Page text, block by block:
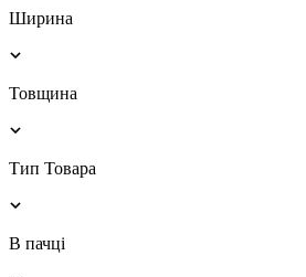
Ширина
Товщина
Тип Товара
В пачці